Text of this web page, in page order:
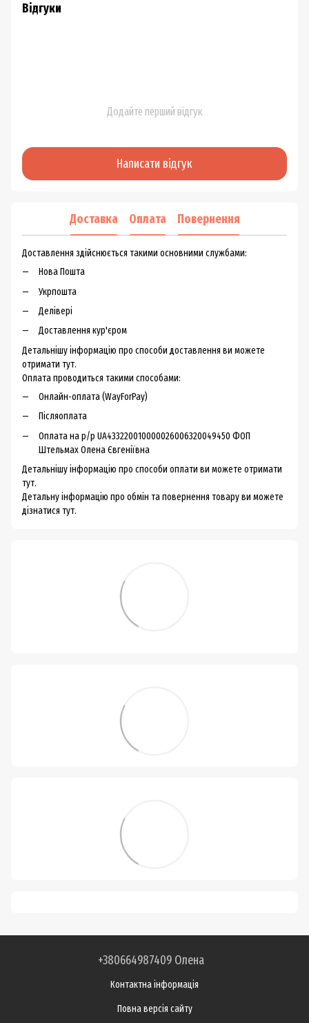
Відгуки
Додайте перший відгук
Написати відгук
Доставка Оплата Повернення
Доставлення здійснюється такими основними службами:
Нова Пошта
Укрпошта
Делівері
Доставлення кур'єром
Детальнішу інформацію про способи доставлення ви можете
отримати тут.
Оплата проводиться такими способами:
Онлайн-оплата (WayForPay)
Післяоплата
Оплата на р/р UA433220010000026006320049450 ФОП
Штельмах Олена Євгеніївна
Детальнішу інформацію про способи оплати ви можете отримати
тут.
Детальну інформацію про обмін та повернення товару ви можете
дізнатися тут.
+380664987409 Олена
Контактна інформація
Повна версія сайту